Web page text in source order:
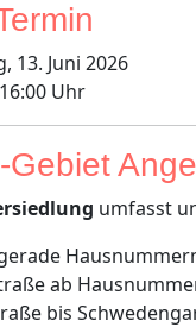
13. Juni 2026
Uhr
Gebiet
umfasst
ab
bis